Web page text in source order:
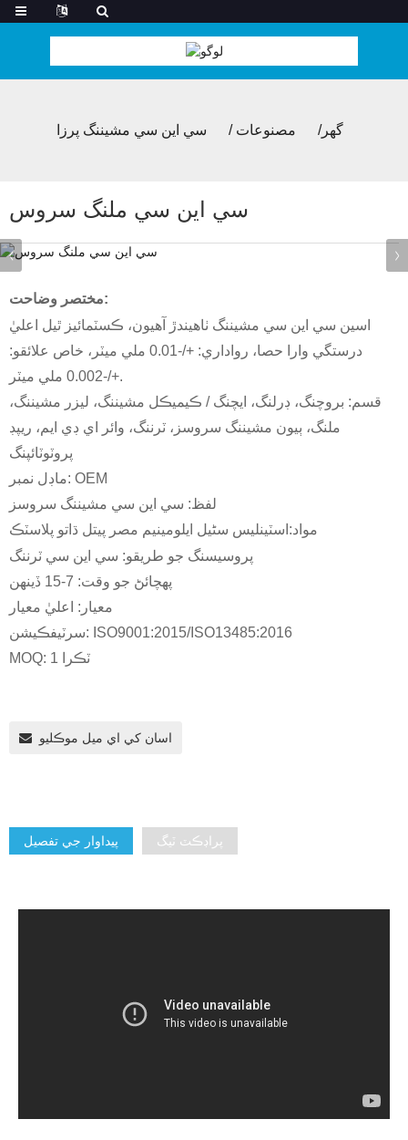
گھر مصنوعات سي اين سي مشيننگ پرزا
سي اين سي ملنگ سروس
مختصر وضاحت:
اسين سي اين سي مشيننگ ٺاهيندڙ آهيون، ڪسٽمائيز ٿيل اعليٰ
درستگي وارا حصا، رواداري: +/-0.01 ملي ميٽر، خاص علائقو:
+/-0.002 ملي ميٽر.
قسم: بروچنگ، ڊرلنگ، ايچنگ / ڪيميڪل مشيننگ، ليزر مشيننگ،
ملنگ، ٻيون مشيننگ سروسز، ٽرننگ، وائر اي ڊي ايم، ريپڊ
پروٽوٽائپنگ
ماڊل نمبر: OEM
لفظ: سي اين سي مشيننگ سروسز
مواد: اسٽينلیس سٹیل ايلومينيم مصر پيتل ڌاتو پلاسٽڪ
پروسيسنگ جو طريقو: سي اين سي ٽرننگ
پهچائڻ جو وقت: 7-15 ڏينهن
معيار: اعليٰ معيار
سرٽيفڪيشن: ISO9001:2015/ISO13485:2016
MOQ: 1 ٽڪرا
اسان کي اي ميل موڪليو
پيداوار جي تفصيل پراڊڪٽ ٽيگ